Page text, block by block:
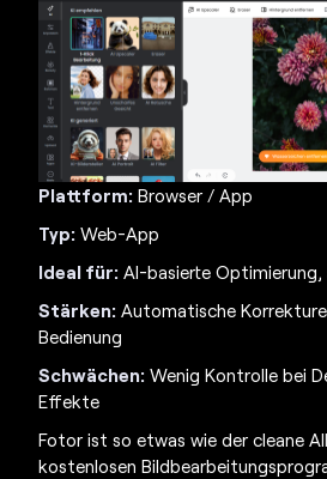
Plattform: Browser / App
Typ: Web-App
Ideal für: AI-basierte Optimierung,
Stärken: Automatische
Bedienung
Schwächen: Wenig Kontrolle bei
Effekte
Fotor ist so etwas wie der cleane
kostenlosen